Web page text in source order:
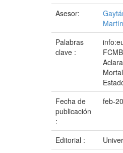
Asesor:
Palabras
clave :
Fecha de
publicación
:
feb-
Editorial :